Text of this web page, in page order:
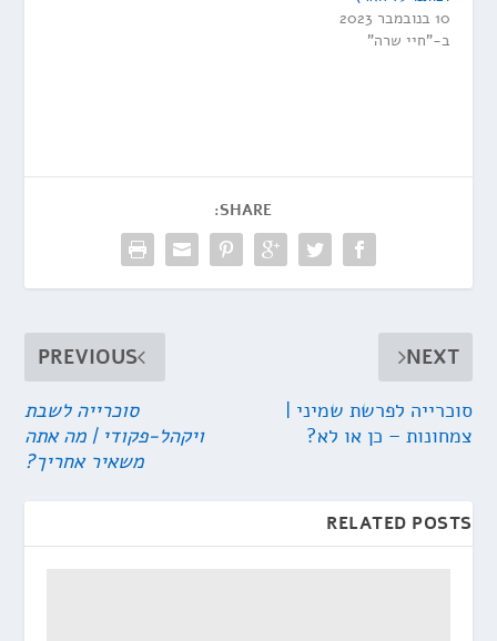
10 בנובמבר 2023
ב-"חיי שרה"
SHARE:
PREVIOUS
סוכרייה לשבת
ויקהל-פקודי | מה אתה
משאיר אחריך?
NEXT
סוכרייה לפרשת שמיני |
צמחונות – כן או לא?
RELATED POSTS